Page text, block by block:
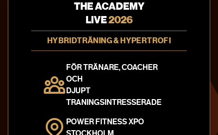
info@theacademy.se
010-20 220 41
Integritetspolicy
THE ACADEMY
LIVE2026
HYBRIDTRÄNING & HYPERTROFI
FÖR TRÄNARE, COACHER
OCH
DJUPT
TRANINGSINTRESSERADE
POWER FITNESS XPO